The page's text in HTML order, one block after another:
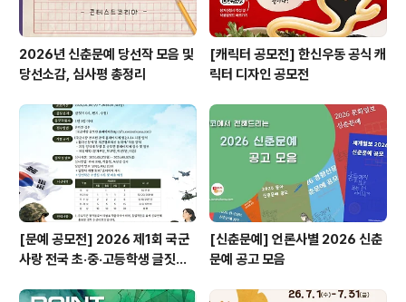
2026년 신춘문예 당선작 모음 및
당선소감, 심사평 총정리
[캐릭터 공모전] 한신우동 공식 캐
릭터 디자인 공모전
[문예 공모전] 2026 제1회 국군
사랑 전국 초·중·고등학생 글짓기
[신춘문예] 언론사별 2026 신춘
문예 공고 모음